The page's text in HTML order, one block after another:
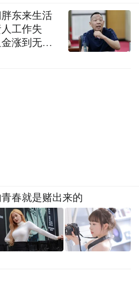
东来生活
工作失
涨到无法
春就是赌出来的